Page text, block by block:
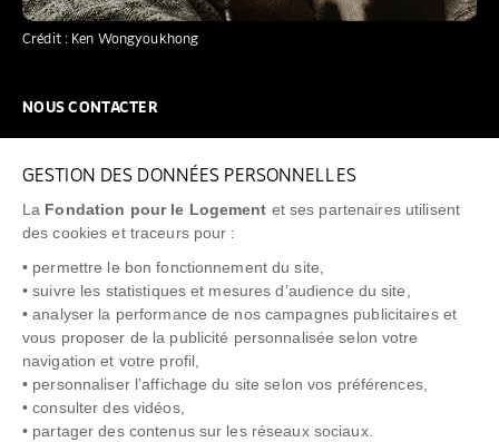
GESTION DES DONNÉES PERSONNELLES
La Fondation pour le Logement et ses partenaires utilisent
des cookies et traceurs pour :
• permettre le bon fonctionnement du site,
• suivre les statistiques et mesures d’audience du site,
• analyser la performance de nos campagnes publicitaires et
vous proposer de la publicité personnalisée selon votre
navigation et votre profil,
• personnaliser l’affichage du site selon vos préférences,
• consulter des vidéos,
• partager des contenus sur les réseaux sociaux.
Crédit : Ken Wongyoukhong
NOUS CONTACTER
FAQ
NEWSLETTER
"Allô Prévention Expulsion" 0805 299 049